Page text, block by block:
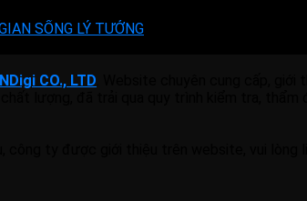
SỐNG LÝ TƯỞNG
CO., LTD